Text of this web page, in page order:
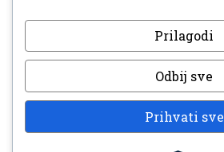
Prilagodi
Odbij sve
Prihvati sve